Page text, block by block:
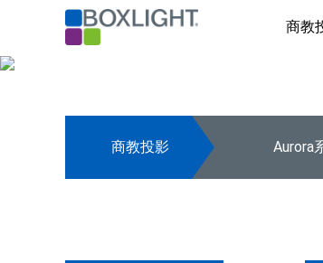
商教
商教投影 Aurora